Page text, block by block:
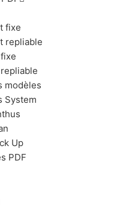
fixe
repliable
modèles
System
Up
PDF